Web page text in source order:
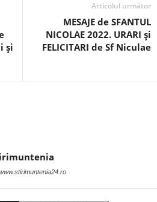
și
Articolul următor
MESAJE de SFANTUL
NICOLAE 2022. URARI şi
FELICITARI de Sf Niculae